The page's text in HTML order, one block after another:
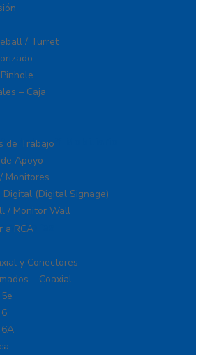
/ Turret
– Caja
Y Mobiliario
de Trabajo
Apoyo
Monitores
Digital (Digital Signage)
/ Monitor Wall
a RCA
y Conectores
– Coaxial